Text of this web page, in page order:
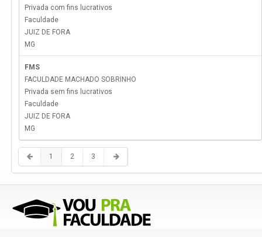
Privada com fins lucrativos
Faculdade
JUIZ DE FORA
MG
FMS
FACULDADE MACHADO SOBRINHO
Privada sem fins lucrativos
Faculdade
JUIZ DE FORA
MG
1 2 3